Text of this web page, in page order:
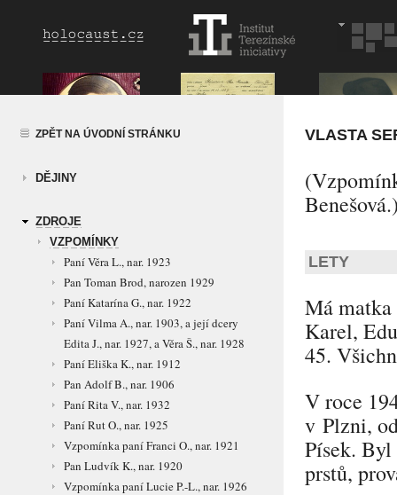
ZPĚT NA ÚVODNÍ STRÁNKU
DĚJINY
ZDROJE
VZPOMÍNKY
Paní Věra L., nar. 1923
Pan Toman Brod, narozen 1929
Paní Katarína G., nar. 1922
Paní Vilma A., nar. 1903, a její dcery
Edita J., nar. 1927, a Věra Š., nar. 1928
Paní Eliška K., nar. 1912
Pan Adolf B., nar. 1906
Paní Rita V., nar. 1932
Paní Rut O., nar. 1925
Vzpomínka paní Franci O., nar. 1921
Pan Ludvík K., nar. 1920
Vzpomínka paní Lucie P.-L., nar. 1926
VLASTA
LETY
Má
Karel,
45.
V roce
v Plzni,
Písek.
prstů,